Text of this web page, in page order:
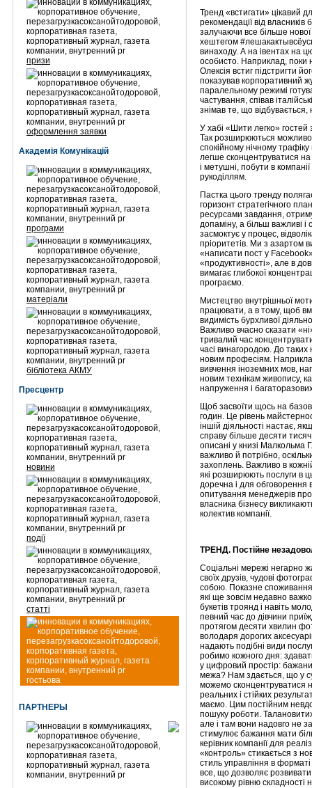
призи
оформлення заявки
Академія Комунікацій
програми
матеріали
бібліотека АКМУ
Пресцентр
новини
події
статті
гостьова
ПАРТНЕРЫ
Тренд «встигати» цікавий
рекомендації від
залучаючи все більше
хештегом
винаходу. А на івентах на
особисто. Наприклад, поки
Олексія встиг підстригти
показував корпоративний
паралельному режимі
частування, співав
знімав те, що відбувається,
У хабі «Шити легко»
Так розширюються
спокійному нічному
легше сконцентруватися
і метушні, побути в
рукоділлям.
Пастка цього тренду
горизонт стратегічного
ресурсами завдання,
допаміну, а більш важливі і
засмоктує у процес,
пріоритетів. Ми з азартом
«написати пост у
«продуктивності», але в
вимагає глибокої
програємо.
Мистецтво внутрішньої
працювати, а в тому, щоб
видимість бурхливої
Важливо вчасно сказати
тривалий час
часі винагородою. До таких
новим професіям.
вивчення іноземних мов,
новим технікам живопису,
напруження і
Щоб засвоїти щось на
годин. Це рівень
іншій діяльності настає,
справу більше десяти
описані у книзі Малкольма
важливо й потрібно,
захоплень. Важливо в
які розширюють послуги в
доречна і для обговорення
опитування менеджерів
власника бізнесу
колектив компанії.
ТРЕНД. Постійне
Соціальні мережі негарно
своїх друзів, чудові
собою. Показне
які ще зовсім недавно
букетів троянд і навіть
певний час до дівчини
протягом десяти хвилин
володаря дорогих
надають подібні види
робимо кожного дня:
у цифровий простір:
межа? Нам здається, що у
можемо сконцентруватися
реальних і стійких
маємо. Цим постійним
пошуку роботи.
але і там вони надовго не
стимулює бажання мати
керівник компанії для
«контроль» стикається з
стиль управління в форматі
все, що дозволяє розвивати
високому рівню складності